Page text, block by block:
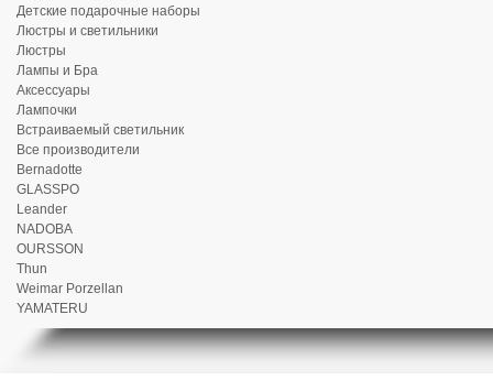
Детские подарочные наборы
Люстры и светильники
Люстры
Лампы и Бра
Аксессуары
Лампочки
Встраиваемый светильник
Все производители
Bernadotte
GLASSPO
Leander
NADOBA
OURSSON
Thun
Weimar Porzellan
YAMATERU